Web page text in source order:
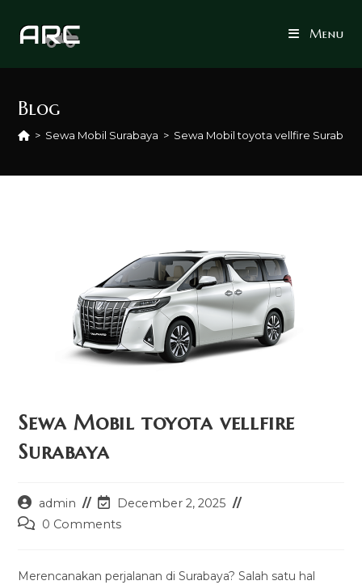
Menu
Blog
> Sewa Mobil Surabaya > Sewa Mobil toyota vellfire Surabaya
Sewa Mobil toyota vellfire
Surabaya
Post
author:
admin
Post
last
December 2, 2025
Post0 Comments
Merencanakan perjalanan di Surabaya? Salah satu hal